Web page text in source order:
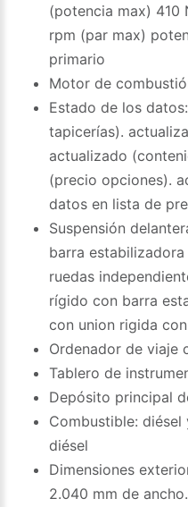
(potencia max) 410
rpm (par max)
primario
Motor de
Estado de los
tapicerías).
actualizado
(precio opciones).
datos en lista de
Suspensión
barra
ruedas
rígido con barra
con union rigida
Ordenador de viaje
Tablero de
Depósito principal
Combustible:
diésel
Dimensiones
2.040 mm de